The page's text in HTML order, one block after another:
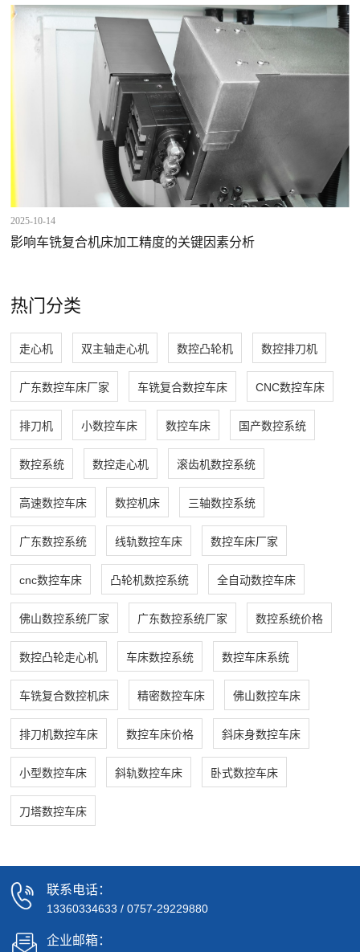
2025-10-14
影响车铣复合机床加工精度的关键因素分析
热门分类
走心机 双主轴走心机 数控凸轮机 数控排刀机
广东数控车床厂家 车铣复合数控车床 CNC数控车床
排刀机 小数控车床 数控车床 国产数控系统
数控系统 数控走心机 滚齿机数控系统
高速数控车床 数控机床 三轴数控系统
广东数控系统 线轨数控车床 数控车床厂家
cnc数控车床 凸轮机数控系统 全自动数控车床
佛山数控系统厂家 广东数控系统厂家 数控系统价格
数控凸轮走心机 车床数控系统 数控车床系统
车铣复合数控机床 精密数控车床 佛山数控车床
排刀机数控车床 数控车床价格 斜床身数控车床
小型数控车床 斜轨数控车床 卧式数控车床
刀塔数控车床
联系电话：
13360334633/ 0757-29229880
企业邮箱：